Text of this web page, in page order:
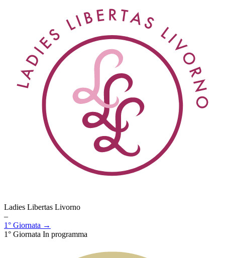
Ladies Libertas Livorno
–
1° Giornata →
1° Giornata In programma